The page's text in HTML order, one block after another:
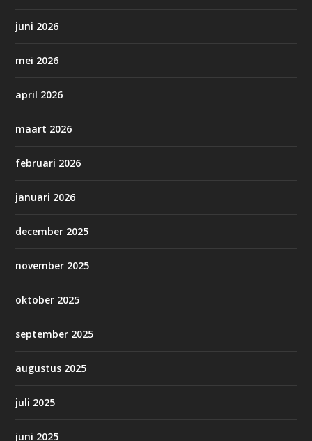
juni 2026
mei 2026
april 2026
maart 2026
februari 2026
januari 2026
december 2025
november 2025
oktober 2025
september 2025
augustus 2025
juli 2025
juni 2025